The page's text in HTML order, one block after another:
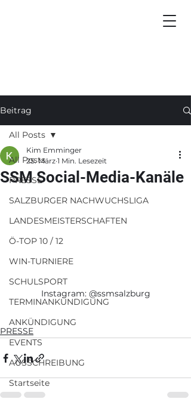
Beitrag
All Posts
PRESSE
SALZBURGER NACHWUCHSLIGA
LANDESMEISTERSCHAFTEN
Ö-TOP 10 / 12
WIN-TURNIERE
SCHULSPORT
TERMINANKÜNDIGUNG
ANKÜNDIGUNG
EVENTS
AUSSCHREIBUNG
Startseite
All Posts
SSM Social-Media-Kanäle
Kim Emminger
25. März 1 Min. Lesezeit
Instagram: @ssmsalzburg
PRESSE